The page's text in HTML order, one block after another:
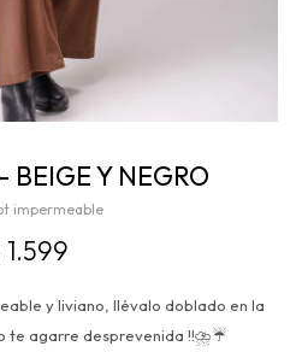
BEIGE Y NEGRO
impermeable
1.599
y liviano, llévalo doblado en la
te agarre desprevenida !!⛈️☔